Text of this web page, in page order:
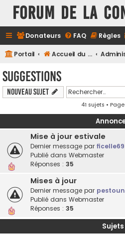
FORUM DE LA
Donateurs FAQ Règles
Portail Accueil du forum
Suggestions
Nouveau sujet
41 sujets • Page
Mise à jour estivale
Dernier message par ficelle69
Publié dans Webmaster
Réponses : 35
Mises à jour
Dernier message par
Publié dans Webmaster
Réponses : 35
Sujets